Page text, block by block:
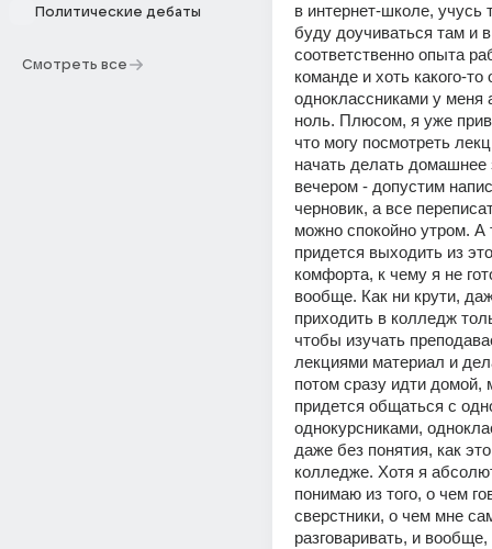
Политические дебаты
Смотреть все
в интернет-школе, учусь
буду доучиваться там и
соответственно опыта
команде и хоть какого-
одноклассниками у меня
ноль. Плюсом, я уже
что могу посмотреть
начать делать домашнее
вечером - допустим
черновик, а все
можно спокойно утром. А
придется выходить из
комфорта, к чему я не
вообще. Как ни крути,
приходить в колледж
чтобы изучать
лекциями материал и
потом сразу идти домой,
придется общаться с
однокурсниками,
даже без понятия, как
колледже. Хотя я
понимаю из того, о чем
сверстники, о чем мне
разговаривать, и